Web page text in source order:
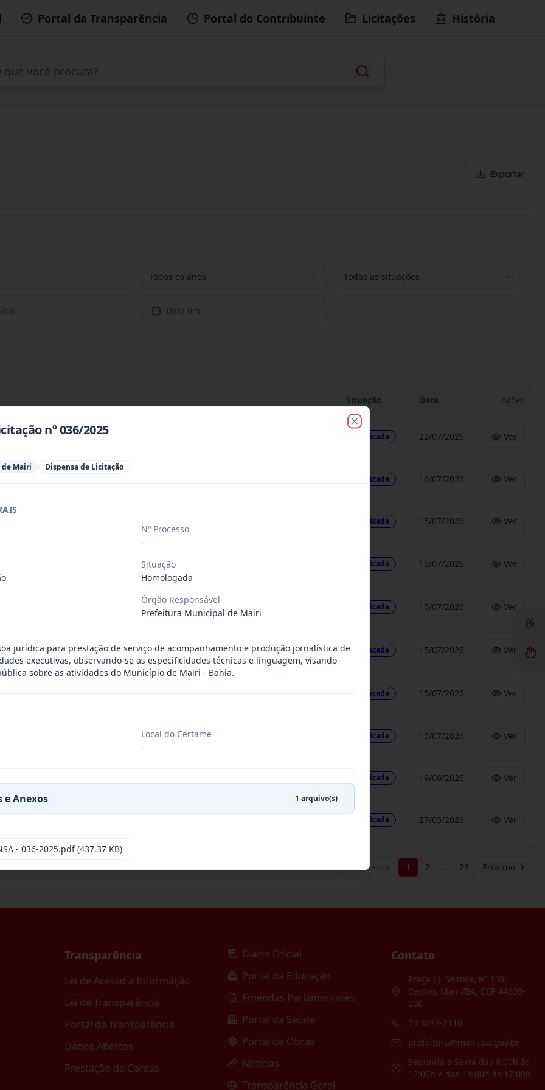
Portal da Transparência Portal do Contribuinte Licitações História
Exportar
Todos os anos Todas as situações
Data fim
Situação Data Ações
aquisição de materiais de expediente, Publicada 22/07/2026 Ver
Publicada 16/07/2026 Ver
Publicada 15/07/2026 Ver
aquisição de materiais de construção... Publicada 15/07/2026 Ver
aquisição de materiais elétricos para... Publicada 15/07/2026 Ver
aquisição de gêneros alimentícios, de... Publicada 15/07/2026 Ver
Publicada 15/07/2026 Ver
jurídica para prestação de serviços... Publicada 15/07/2026 Ver
Publicada 19/06/2026 Ver
Publicada 27/05/2026 Ver
Anterior 1 2 … 26 Próximo
Transparência
Lei de Acesso à Informação
Lei de Transparência
Portal da Transparência
Dados Abertos
Prestação de Contas
Diario Oficial
Portal da Educação
Emendas Parlamentares
Portal da Saúde
Portal de Obras
Notícias
Transparência Geral
Contato
Praça J.J. Seabra, nº 138,
Centro, Mairi/BA, CEP 44630-
000
74 3632-2110
prefeitura@mairi.ba.gov.br
Segunda a Sexta das 8:00h às
12:00h e das 14:00h às 17:00h
nº 036/2025
Mairi Dispensa de Licitação
Nº Processo
-
Situação
Homologada
Órgão Responsável
Prefeitura Municipal de Mairi
jurídica para prestação de serviço de acompanhamento e produção jornalística de
executivas, observando-se as especificidades técnicas e linguagem, visando
sobre as atividades do Município de Mairi - Bahia.
Local do Certame
-
e Anexos 1 arquivo(s)
- 036-2025.pdf(437.37 KB)
Close